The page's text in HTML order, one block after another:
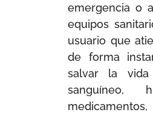
emergencia o
equipos
usuario que
de forma
salvar la
sanguíneo,